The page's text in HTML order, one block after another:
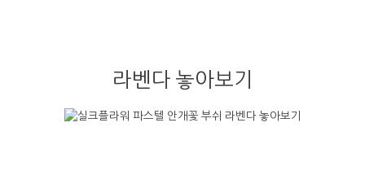
라벤다 놓아보기